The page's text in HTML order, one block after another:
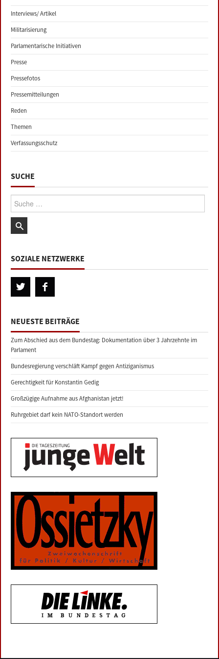
Interviews/ Artikel
Militarisierung
Parlamentarische Initiativen
Presse
Pressefotos
Pressemitteilungen
Reden
Themen
Verfassungsschutz
SUCHE
Suche:
SOZIALE NETZWERKE
NEUESTE BEITRÄGE
Zum Abschied aus dem Bundestag: Dokumentation über 3 Jahrzehnte im
Parlament
Bundesregierung verschläft Kampf gegen Antiziganismus
Gerechtigkeit für Konstantin Gedig
Großzügige Aufnahme aus Afghanistan jetzt!
Ruhrgebiet darf kein NATO-Standort werden